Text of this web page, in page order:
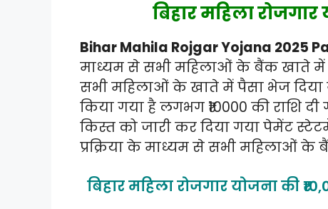
बिहार महिला
Bihar Mahila Rojgar Yojana 2025
माध्यम से सभी महिलाओं के बैंक खाते में
सभी महिलाओं के खाते में पैसा भेज दिया
किया गया है लगभग ₹10000 की राशि
किस्त को जारी कर दिया गया पेमेंट
प्रक्रिया के माध्यम से सभी महिलाओं के
बिहार महिला रोजगार योजना की